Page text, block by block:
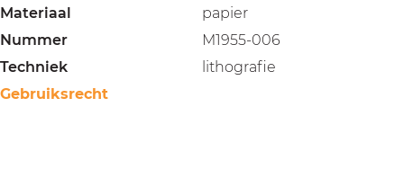
Materiaal
papier
Nummer
M1955-006
Techniek
lithografie
Gebruiksrecht